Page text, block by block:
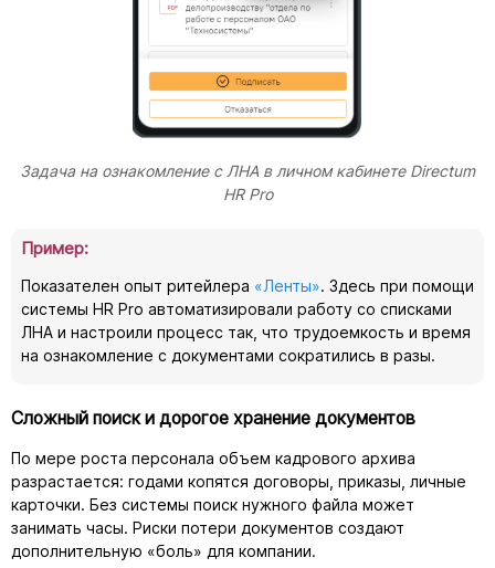
Задача на ознакомление с ЛНА в личном кабинете Directum
HR Pro
Пример:
Показателен опыт ритейлера «Ленты». Здесь при помощи
системы HR Pro автоматизировали работу со списками
ЛНА и настроили процесс так, что трудоемкость и время
на ознакомление с документами сократились в разы.
Сложный поиск и дорогое хранение документов
По мере роста персонала объем кадрового архива
разрастается: годами копятся договоры, приказы, личные
карточки. Без системы поиск нужного файла может
занимать часы. Риски потери документов создают
дополнительную «боль» для компании.